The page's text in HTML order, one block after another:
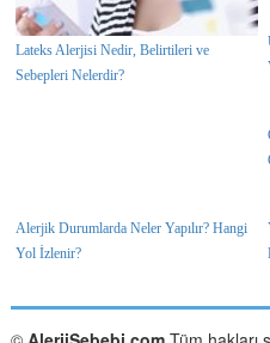
Lateks Alerjisi Nedir, Belirtileri ve
Sebepleri Nelerdir?
Alerjik Durumlarda Neler Yapılır? Hangi
Yol İzlenir?